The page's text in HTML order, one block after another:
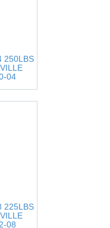
250LBS
04
225LBS
08